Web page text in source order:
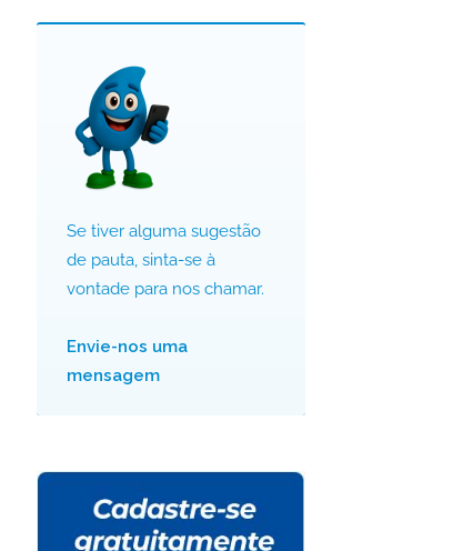
Se tiver alguma sugestão
de pauta, sinta-se à
vontade para nos chamar.
Envie-nos uma
mensagem